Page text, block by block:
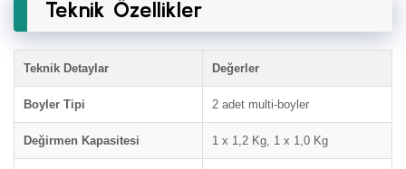
Teknik Özellikler
Teknik Detaylar Değerler
Boyler Tipi 2 adet multi-boyler
Değirmen Kapasitesi 1 x 1,2 Kg, 1 x 1,0 Kg